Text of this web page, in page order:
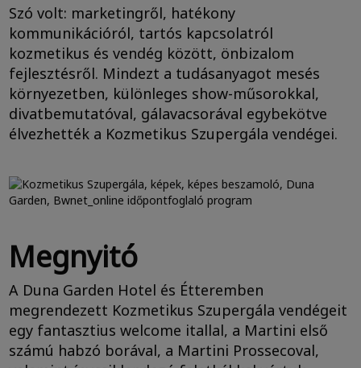
Szó volt: marketingről, hatékony
kommunikációról, tartós kapcsolatról
kozmetikus és vendég között, önbizalom
fejlesztésről. Mindezt a tudásanyagot mesés
környezetben, különleges show-műsorokkal,
divatbemutatóval, gálavacsorával egybekötve
élvezhették a Kozmetikus Szupergála vendégei.
Megnyitó
A Duna Garden Hotel és Étteremben
megrendezett Kozmetikus Szupergála vendégeit
egy fantasztius welcome itallal, a Martini első
számú habzó borával, a Martini Prossecoval,